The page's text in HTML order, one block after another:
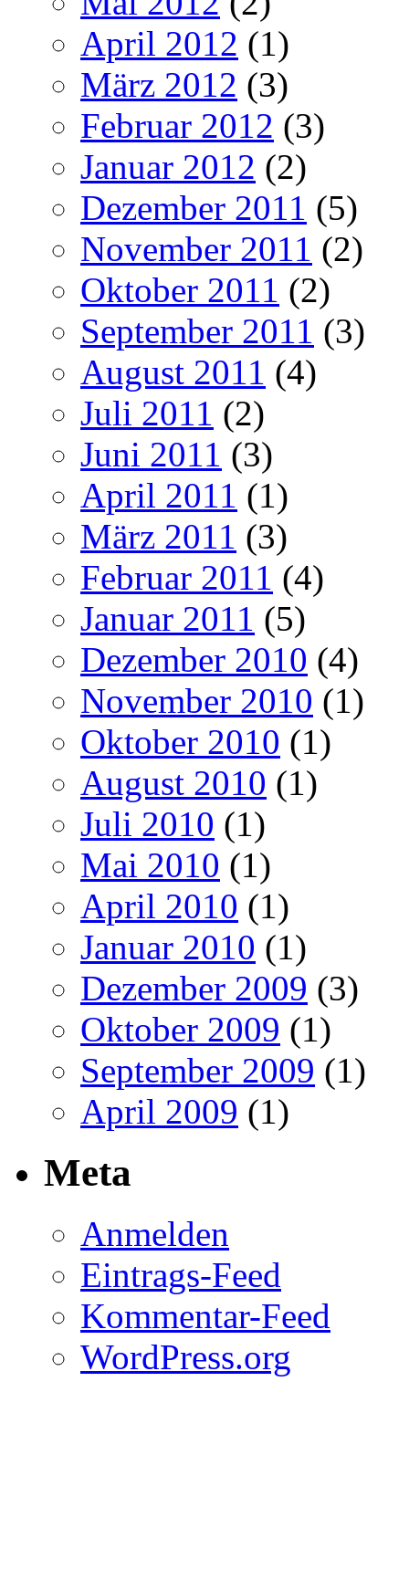
April 2012 (1)
März 2012 (3)
Februar 2012 (3)
Januar 2012 (2)
Dezember 2011 (5)
November 2011 (2)
Oktober 2011 (2)
September 2011 (3)
August 2011 (4)
Juli 2011 (2)
Juni 2011 (3)
April 2011 (1)
März 2011 (3)
Februar 2011 (4)
Januar 2011 (5)
Dezember 2010 (4)
November 2010 (1)
Oktober 2010 (1)
August 2010 (1)
Juli 2010 (1)
Mai 2010 (1)
April 2010 (1)
Januar 2010 (1)
Dezember 2009 (3)
Oktober 2009 (1)
September 2009 (1)
April 2009 (1)
Meta
Anmelden
Eintrags-Feed
Kommentar-Feed
WordPress.org